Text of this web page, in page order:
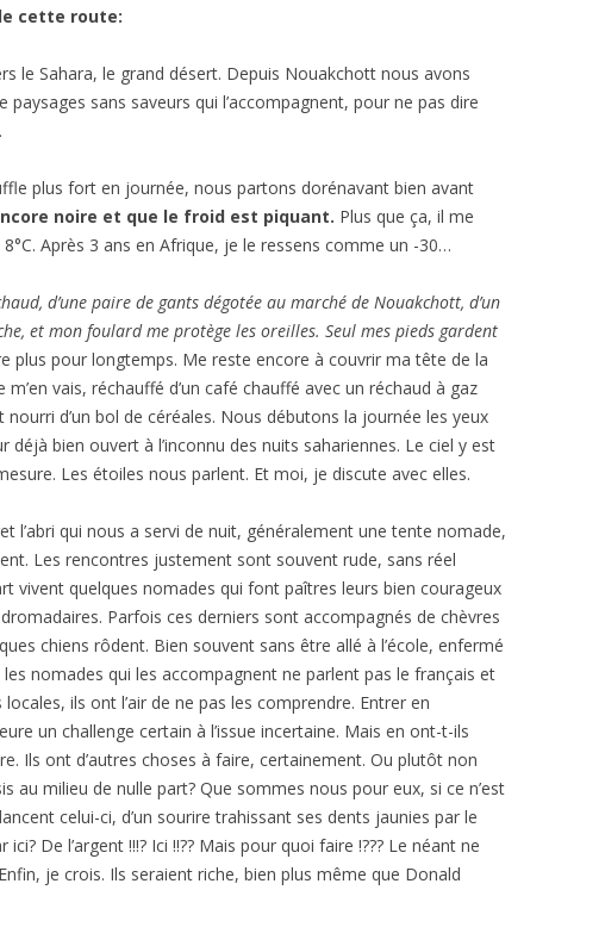
cette route:
le Sahara, le grand désert. Depuis Nouakchott nous avons
sans saveurs qui l’accompagnent, pour ne pas dire
plus fort en journée, nous partons dorénavant bien avant
noire et que le froid est piquant. Plus que ça, il me
Après 3 ans en Afrique, je le ressens comme un -30…
d’une paire de gants dégotée au marché de Nouakchott, d’un
et mon foulard me protège les oreilles. Seul mes pieds gardent
plus pour longtemps. Me reste encore à couvrir ma tête de la
vais, réchauffé d’un café chauffé avec un réchaud à gaz
d’un bol de céréales. Nous débutons la journée les yeux
bien ouvert à l’inconnu des nuits sahariennes. Le ciel y est
Les étoiles nous parlent. Et moi, je discute avec elles.
l’abri qui nous a servi de nuit, généralement une tente nomade,
Les rencontres justement sont souvent rude, sans réel
vivent quelques nomades qui font paîtres leurs bien courageux
Parfois ces derniers sont accompagnés de chèvres
chiens rôdent. Bien souvent sans être allé à l’école, enfermé
nomades qui les accompagnent ne parlent pas le français et
ils ont l’air de ne pas les comprendre. Entrer en
un challenge certain à l’issue incertaine. Mais en ont-t-ils
Ils ont d’autres choses à faire, certainement. Ou plutôt non
au milieu de nulle part? Que sommes nous pour eux, si ce n’est
celui-ci, d’un sourire trahissant ses dents jaunies par le
De l’argent !!!? Ici !!?? Mais pour quoi faire !??? Le néant ne
je crois. Ils seraient riche, bien plus même que Donald